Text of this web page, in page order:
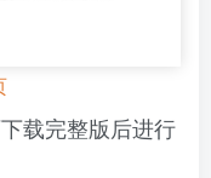
载完整版后进行